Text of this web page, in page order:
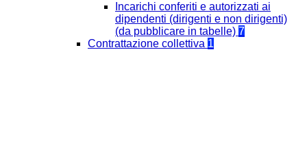
Incarichi conferiti e autorizzati ai
dipendenti (dirigenti e non dirigenti)
(da pubblicare in tabelle) 7
Contrattazione collettiva 1